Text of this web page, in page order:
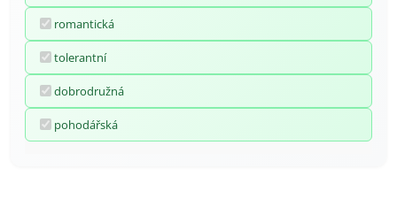
romantická
tolerantní
dobrodružná
pohodářská